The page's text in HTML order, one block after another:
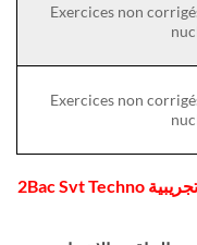
Exercices non
Exercices non
درس التناقص الإشعاعي ثانية باك علوم تجريبية 2Bac Svt Techno